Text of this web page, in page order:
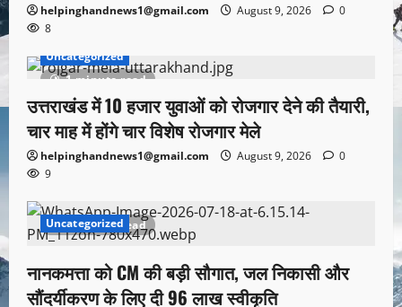
helpinghandnews1@gmail.com August 9, 2026
0
8
1 minute read
Uncategorized
उत्तराखंड में 10 हजार युवाओं को रोजगार देने की तैयारी,
चार माह में होंगे चार विशेष रोजगार मेले
helpinghandnews1@gmail.com August 9, 2026
0
9
1 minute read
Uncategorized
नानकमत्ता को CM की बड़ी सौगात, जल निकासी और
सौंदर्यीकरण के लिए दी 96 लाख स्वीकृति